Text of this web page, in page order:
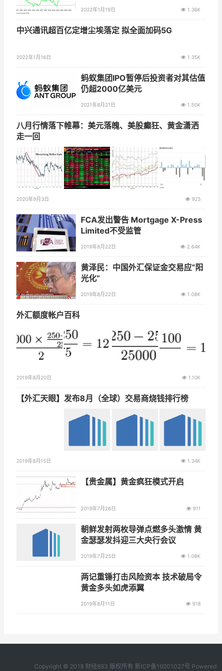
2022年1月19日 1.36K
中兴通讯超百亿定增尘埃落定 拟全面加码5G
2022年1月16日 1.35K
蚂蚁集团IPO暂停后投资者对其估值
仍超2000亿美元
2021年8月21日 1.50K
八月行情落下帷幕：美元落魄、美股癫狂、黄金潇洒
走一回
2020年9月3日 925
FCA发出警告 Mortgage X-Press
Limited不受监管
2019年8月22日 2.64K
黄泽民：中国外汇保证金交易应“阳
光化”
2019年8月22日 1.08K
外汇额度帐户百科
2019年8月20日 1.10K
【外汇天眼】发布8月（全球）交易商烧钱排行榜
2019年8月15日 1.34K
【贵金属】黄金疯狂模式开启
2019年7月26日 911
朝鲜发射两枚导弹点燃多头激情 黄
金瑟瑟发抖迎三大央行会议
2019年7月25日 1.08K
两记重锤打击风险资本 技术破局令
黄金多头如虎添翼
2019年8月11日 918
Copyright © 2018 财经893 版权所有 新ICP备19201027号 Powered